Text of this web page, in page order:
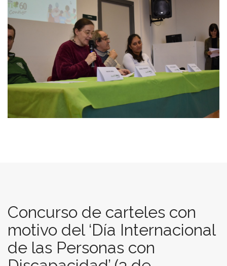
Concurso de carteles con
motivo del ‘Día Internacional
de las Personas con